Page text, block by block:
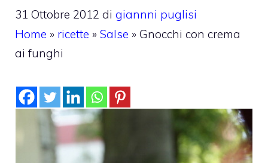
31 Ottobre 2012 di giannni puglisi
Home » ricette » Salse » Gnocchi con crema
ai funghi